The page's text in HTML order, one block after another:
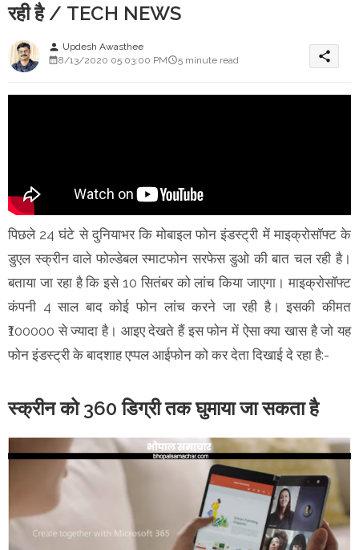
रही है / TECH NEWS
person Updesh Awasthee
8/13/2020 05:03:00 PM
5 minute read share
पिछले 24 घंटे से दुनियाभर कि मोबाइल फोन इंडस्ट्री में माइक्रोसॉफ्ट के
डुएल स्क्रीन वाले फोल्डेबल स्माटफोन सरफेस डुओ की बात चल रही है।
बताया जा रहा है कि इसे 10 सितंबर को लांच किया जाएगा। माइक्रोसॉफ्ट
कंपनी 4 साल बाद कोई फोन लांच करने जा रही है। इसकी कीमत
₹100000 से ज्यादा है। आइए देखते हैं इस फोन में ऐसा क्या खास है जो यह
फोन इंडस्ट्री के बादशाह एप्पल आईफोन को कर देता दिखाई दे रहा है:-
स्क्रीन को 360 डिग्री तक घुमाया जा सकता है